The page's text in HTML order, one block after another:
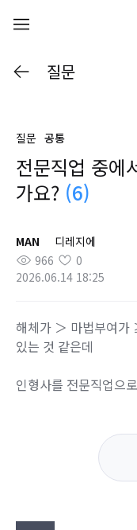
질문
질문 공통
전문직업 중에
가요? (6)
MAN
디레지에
966
0
2026.06.14 18:25
해체가 ＞ 마법부여
있는 것 같은데
인형사를 전문직업으